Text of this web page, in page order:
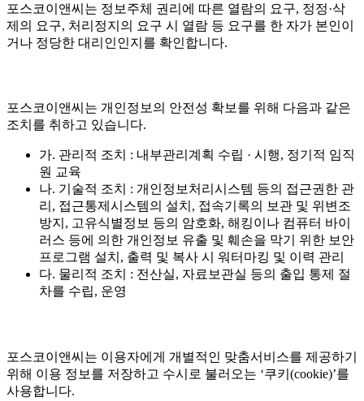
포스코이앤씨는 정보주체 권리에 따른 열람의 요구, 정정·삭
제의 요구, 처리정지의 요구 시 열람 등 요구를 한 자가 본인이
거나 정당한 대리인인지를 확인합니다.
포스코이앤씨는 개인정보의 안전성 확보를 위해 다음과 같은
조치를 취하고 있습니다.
가. 관리적 조치 : 내부관리계획 수립 · 시행, 정기적 임직
원 교육
나. 기술적 조치 : 개인정보처리시스템 등의 접근권한 관
리, 접근통제시스템의 설치, 접속기록의 보관 및 위변조
방지, 고유식별정보 등의 암호화, 해킹이나 컴퓨터 바이
러스 등에 의한 개인정보 유출 및 훼손을 막기 위한 보안
프로그램 설치, 출력 및 복사 시 워터마킹 및 이력 관리
다. 물리적 조치 : 전산실, 자료보관실 등의 출입 통제 절
차를 수립, 운영
포스코이앤씨는 이용자에게 개별적인 맞춤서비스를 제공하기
위해 이용 정보를 저장하고 수시로 불러오는 ‘쿠키(cookie)’를
사용합니다.